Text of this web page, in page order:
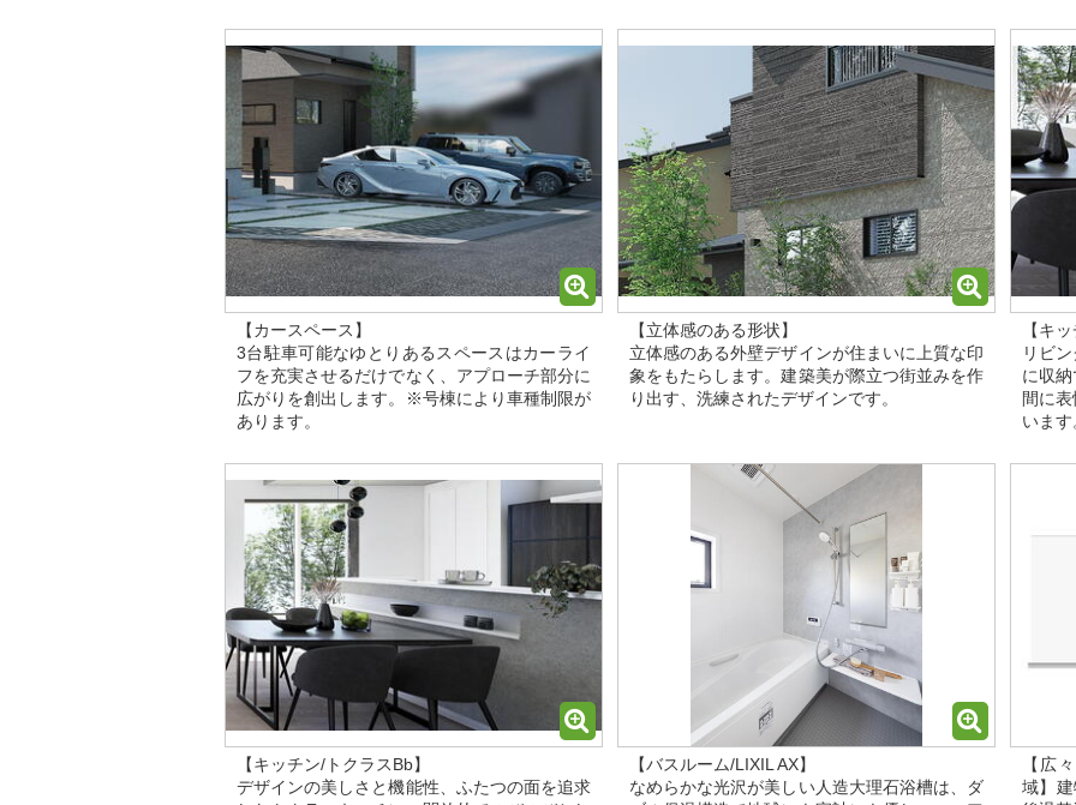
【カースペース】
3台駐車可能なゆとりあるスペースはカーライ
フを充実させるだけでなく、アプローチ部分に
広がりを創出します。※号棟により車種制限が
あります。
【立体感のある形状】
立体感のある外壁デザインが住まいに上質な印
象をもたらします。建築美が際立つ街並みを作
り出す、洗練されたデザインです。
【キ
リビ
に収
間に
いま
【キッチン/トクラスBb】
デザインの美しさと機能性、ふたつの面を追求
【バスルーム/LIXIL AX】
なめらかな光沢が美しい人造大理石浴槽は、ダ
【広
域】